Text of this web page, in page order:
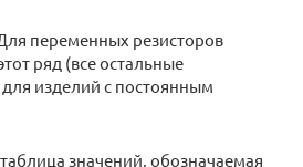
переменных резисторов
ряд (все остальные
изделий с постоянным
значений, обозначаемая